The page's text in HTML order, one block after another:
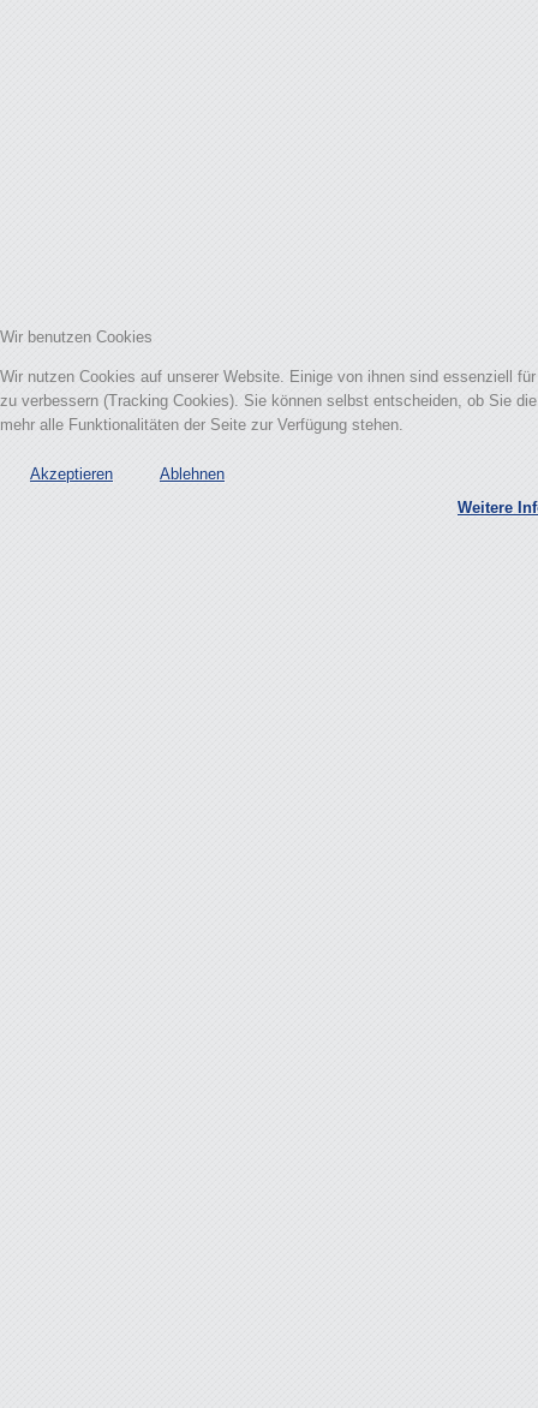
Wir benutzen Cookies
Wir nutzen Cookies auf unserer Website. Einige von ihnen sind essenziell
zu verbessern (Tracking Cookies). Sie können selbst entscheiden, ob Sie
mehr alle Funktionalitäten der Seite zur Verfügung stehen.
Akzeptieren
Ablehnen
Weitere